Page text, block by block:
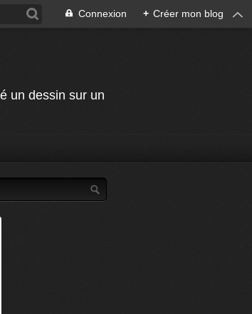
Connexion + Créer mon blog
un dessin sur un